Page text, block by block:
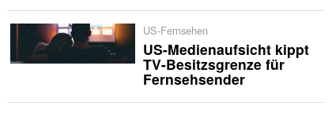
US-Fernsehen
US-Medienaufsicht kippt
TV-Besitzsgrenze für
Fernsehsender